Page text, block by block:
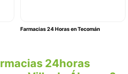
Farmacias 24 Horas en Tecomán
24horas